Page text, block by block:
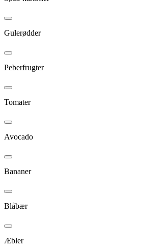
Gulerødder
Peberfrugter
Tomater
Avocado
Bananer
Blåbær
Æbler